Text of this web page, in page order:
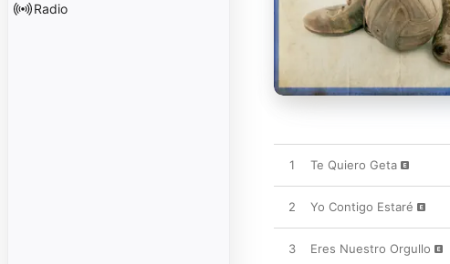
Radio
1 Te Quiero Geta
2 Yo Contigo Estaré
3 Eres Nuestro Orgullo